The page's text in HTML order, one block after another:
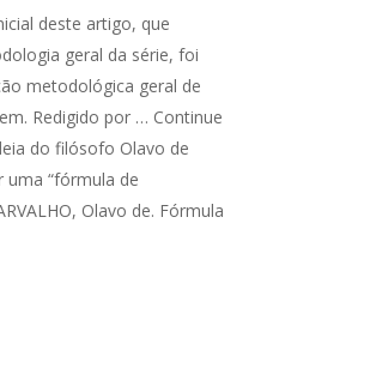
deste artigo, que
geral da série, foi
metodológica geral de
Redigido por … Continue
do filósofo Olavo de
uma “fórmula de
Olavo de. Fórmula